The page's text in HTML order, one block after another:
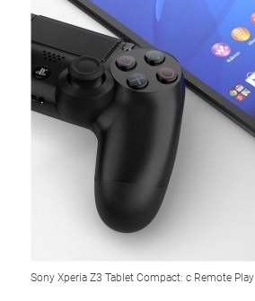
Sony Xperia Z3 Tablet Compact: с Remote Play